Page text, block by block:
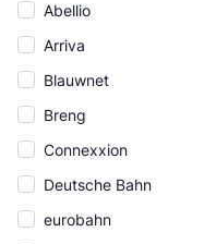
Abellio
Arriva
Blauwnet
Breng
Connexxion
Deutsche Bahn
eurobahn